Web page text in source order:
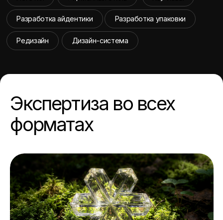
Victoria Legkova
Ребрендинг производителя профессиональных
материалов для моделирования ногтей
Siberian Wellness
Ребрендинг крупного производителя товаров
для красоты и здоровья